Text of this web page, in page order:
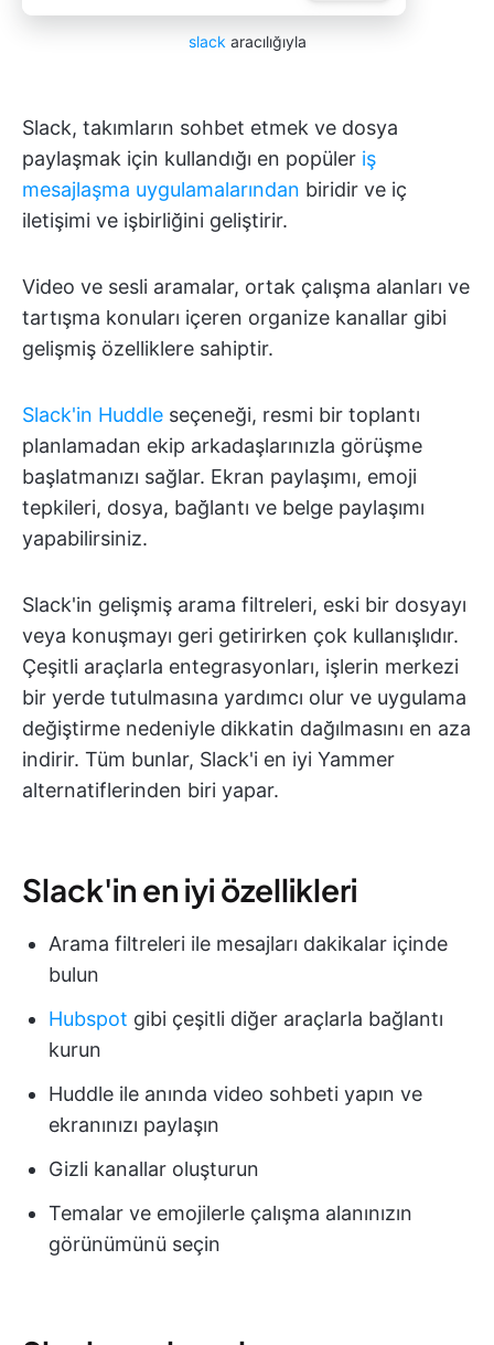
slack aracılığıyla
Slack, takımların sohbet etmek ve dosya
paylaşmak için kullandığı en popüler iş
mesajlaşma uygulamalarından biridir ve iç
iletişimi ve işbirliğini geliştirir.
Video ve sesli aramalar, ortak çalışma alanları ve
tartışma konuları içeren organize kanallar gibi
gelişmiş özelliklere sahiptir.
Slack'in Huddle seçeneği, resmi bir toplantı
planlamadan ekip arkadaşlarınızla görüşme
başlatmanızı sağlar. Ekran paylaşımı, emoji
tepkileri, dosya, bağlantı ve belge paylaşımı
yapabilirsiniz.
Slack'in gelişmiş arama filtreleri, eski bir dosyayı
veya konuşmayı geri getirirken çok kullanışlıdır.
Çeşitli araçlarla entegrasyonları, işlerin merkezi
bir yerde tutulmasına yardımcı olur ve uygulama
değiştirme nedeniyle dikkatin dağılmasını en aza
indirir. Tüm bunlar, Slack'i en iyi Yammer
alternatiflerinden biri yapar.
Slack'in en iyi özellikleri
Arama filtreleri ile mesajları dakikalar içinde
bulun
Hubspot gibi çeşitli diğer araçlarla bağlantı
kurun
Huddle ile anında video sohbeti yapın ve
ekranınızı paylaşın
Gizli kanallar oluşturun
Temalar ve emojilerle çalışma alanınızın
görünümünü seçin